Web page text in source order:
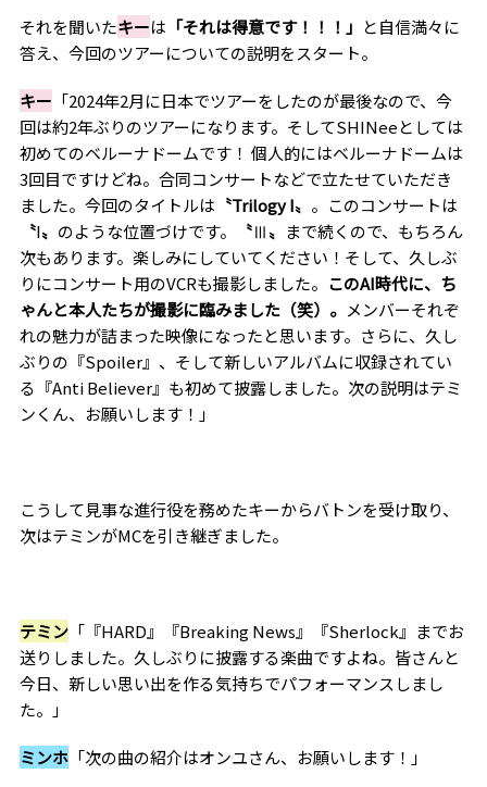
それを聞いたキーは 「それは得意です！！！」 と自信満々に
答え、今回のツアーについての説明をスタート。
キー 「2024年2月に日本でツアーをしたのが最後なので、今
回は約2年ぶりのツアーになります。そしてSHINeeとしては
初めてのベルーナドームです！ 個人的にはベルーナドームは
3回目ですけどね。合同コンサートなどで立たせていただき
ました。今回のタイトルは 〝Trilogy I〟 。このコンサートは
〝I〟 のような位置づけです。 〝Ⅲ〟 まで続くので、もちろん
次もあります。楽しみにしていてください！そして、久しぶ
りにコンサート用のVCRも撮影しました。 このAI時代に、ち
ゃんと本人たちが撮影に臨みました（笑）。 メンバーそれぞ
れの魅力が詰まった映像になったと思います。さらに、久し
ぶりの『Spoiler』、そして新しいアルバムに収録されてい
る『Anti Believer』も初めて披露しました。次の説明はテミ
ンくん、お願いします！」
こうして見事な進行役を務めたキーからバトンを受け取り、
次はテミンがMCを引き継ぎました。
テミン「『HARD』『Breaking News』『Sherlock』までお
送りしました。久しぶりに披露する楽曲ですよね。皆さんと
今日、新しい思い出を作る気持ちでパフォーマンスしまし
た。」
ミンホ「次の曲の紹介はオンユさん、お願いします！」